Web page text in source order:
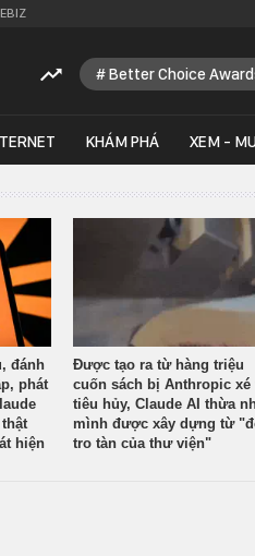
Better Choice
KHÁM PHÁ XEM -
đánh
phát
hiện
Được tạo ra từ hàng triệu
cuốn sách bị Anthropic xé
tiêu hủy, Claude AI thừa
mình được xây dựng từ
tro tàn của thư viện"